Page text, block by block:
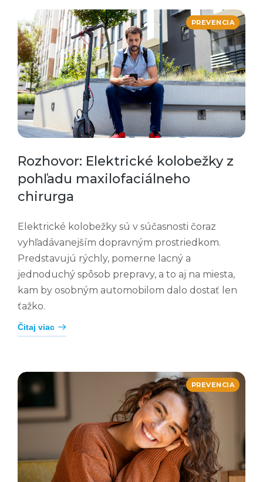
PREVENCIA
Rozhovor: Elektrické kolobežky z
pohľadu maxilofaciálneho
chirurga
Elektrické kolobežky sú v súčasnosti čoraz
vyhľadávanejším dopravným prostriedkom.
Predstavujú rýchly, pomerne lacný a
jednoduchý spôsob prepravy, a to aj na miesta,
kam by osobným automobilom dalo dostať len
ťažko.
Čitaj viac
PREVENCIA